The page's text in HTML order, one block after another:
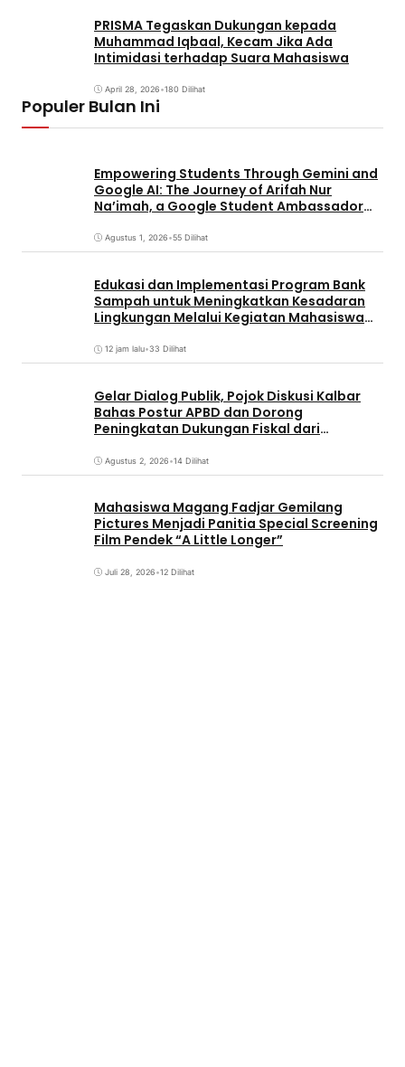
PRISMA Tegaskan Dukungan kepada
Muhammad Iqbaal, Kecam Jika Ada
Intimidasi terhadap Suara Mahasiswa
April 28, 2026•180 Dilihat
Populer Bulan Ini
Empowering Students Through Gemini and
Google AI: The Journey of Arifah Nur
Na’imah, a Google Student Ambassador
Pignatelli Triputra
Agustus 1, 2026•55 Dilihat
Edukasi dan Implementasi Program Bank
Sampah untuk Meningkatkan Kesadaran
Lingkungan Melalui Kegiatan Mahasiswa
12 jam lalu•33 Dilihat
Gelar Dialog Publik, Pojok Diskusi Kalbar
Bahas Postur APBD dan Dorong
Peningkatan Dukungan Fiskal dari
Agustus 2, 2026•14 Dilihat
Mahasiswa Magang Fadjar Gemilang
Pictures Menjadi Panitia Special Screening
Film Pendek “A Little Longer”
Juli 28, 2026•12 Dilihat